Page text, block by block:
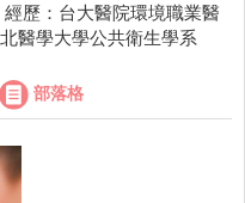
歷：台大醫院環境職業醫
醫學大學公共衛生學系
部落格